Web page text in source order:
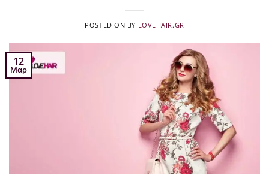
POSTED ON BY LOVEHAIR.GR
12
Μαρ